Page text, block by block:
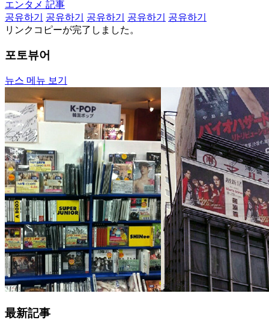
エンタメ 記事
공유하기
공유하기 공유하기 공유하기
공유하기
リンクコピーが完了しました。
포토뷰어
뉴스 메뉴 보기
最新記事